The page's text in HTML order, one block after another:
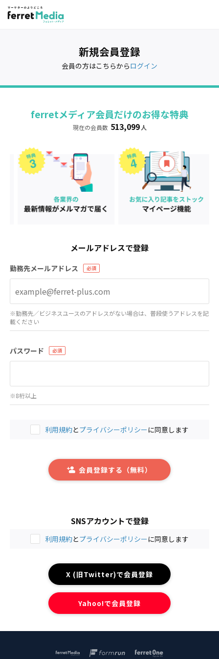
新規会員登録
会員の方はこちらからログイン
ferretメディア会員だけのお得な特典
現在の会員数 513,099 人
SNSアカウントで登録
利用規約とプライバシーポリシーに同意します
X (旧Twitter)で会員登録
Yahoo!で会員登録
メールアドレスで登録
勤務先メールアドレス
※勤務先／ビジネスユースのアドレスがない場合は、普段使うアドレスを記
載ください
パスワード
※8桁以上
利用規約とプライバシーポリシーに同意します
会員登録する（無料）